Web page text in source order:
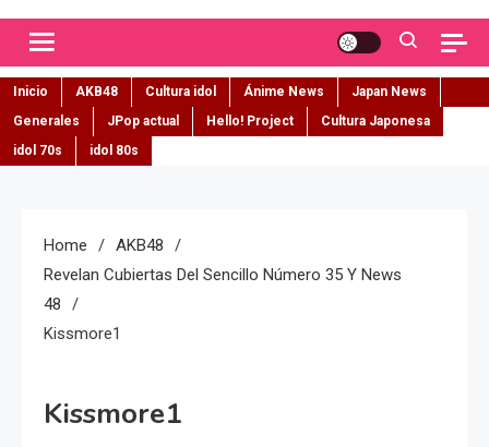
Inicio AKB48 Cultura idol Ánime News
Japan News
Generales
JPop actual Hello! Project
Cultura Japonesa
idol 70s
idol 80s
Home
AKB48
Revelan Cubiertas Del Sencillo Número 35 Y News
48
Kissmore1
Kissmore1